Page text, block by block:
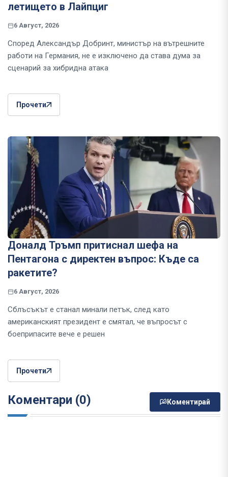
летището в Лайпциг
6 Август, 2026
Според Александър Добринт, министър на вътрешните
работи на Германия, не е изключено да става дума за
сценарий за хибридна атака
Прочети
Доналд Тръмп притиснал шефа на
Пентагона с директен въпрос: Къде са
ракетите?
6 Август, 2026
Сблъсъкът е станал минали петък, след като
американският президент е смятал, че въпросът с
боеприпасите вече е решен
Прочети
Коментари (0) Коментирай